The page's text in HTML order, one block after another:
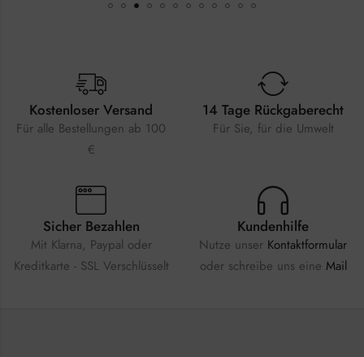
Kostenloser Versand
Für alle Bestellungen ab 100
€
14 Tage Rückgaberecht
Für Sie, für die Umwelt
Sicher Bezahlen
Mit Klarna, Paypal oder
Kreditkarte - SSL Verschlüsselt
Kundenhilfe
Nutze unser Kontaktformular
oder schreibe uns eine Mail